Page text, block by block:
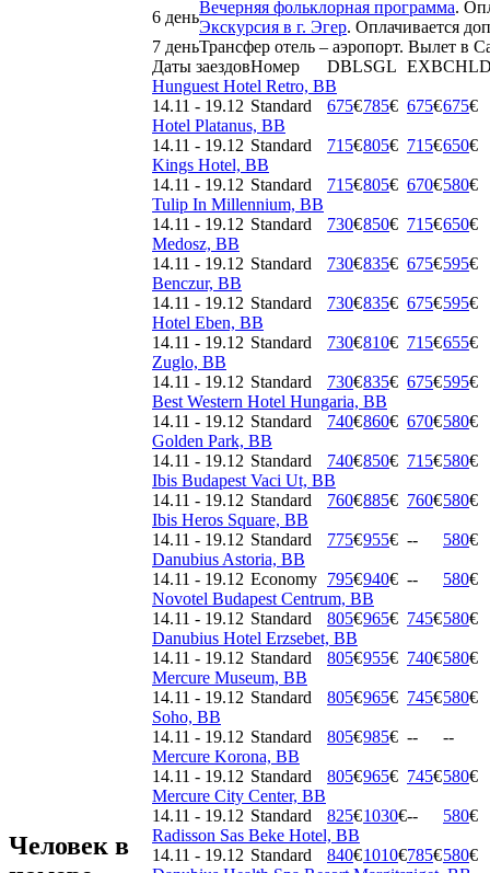
6 день
Вечерняя фольклорная программа.
Экскурсия в г. Эгер. Оплачивается
7 деньТрансфер отель – аэропорт. Вылет в
Человек в
Даты заездовНомер DBLSGL EXB
Hunguest Hotel Retro, BB
14.11 - 19.12 Standard 675€785€ 675€675€
Hotel Platanus, BB
14.11 - 19.12 Standard 715€805€ 715€650€
Kings Hotel, BB
14.11 - 19.12 Standard 715€805€ 670€580€
Tulip In Millennium, BB
14.11 - 19.12 Standard 730€850€ 715€650€
Medosz, BB
14.11 - 19.12 Standard 730€835€ 675€595€
Benczur, BB
14.11 - 19.12 Standard 730€835€ 675€595€
Hotel Eben, BB
14.11 - 19.12 Standard 730€810€ 715€655€
Zuglo, BB
14.11 - 19.12 Standard 730€835€ 675€595€
Best Western Hotel Hungaria, BB
14.11 - 19.12 Standard 740€860€ 670€580€
Golden Park, BB
14.11 - 19.12 Standard 740€850€ 715€580€
Ibis Budapest Vaci Ut, BB
14.11 - 19.12 Standard 760€885€ 760€580€
Ibis Heros Square, BB
14.11 - 19.12 Standard 775€955€ -- 580€
Danubius Astoria, BB
14.11 - 19.12 Economy 795€940€ -- 580€
Novotel Budapest Centrum, BB
14.11 - 19.12 Standard 805€965€ 745€580€
Danubius Hotel Erzsebet, BB
14.11 - 19.12 Standard 805€955€ 740€580€
Mercure Museum, BB
14.11 - 19.12 Standard 805€965€ 745€580€
Soho, BB
14.11 - 19.12 Standard 805€985€ --
--
Mercure Korona, BB
14.11 - 19.12 Standard 805€965€ 745€580€
Mercure City Center, BB
14.11 - 19.12 Standard 825€1030€-- 580€
Radisson Sas Beke Hotel, BB
14.11 - 19.12 Standard 840€1010€785€580€